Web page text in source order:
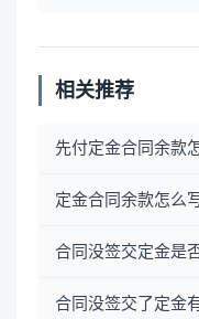
相关推荐
先付定金合同余款
定金合同余款怎么
合同没签交定金是
合同没签交了定金